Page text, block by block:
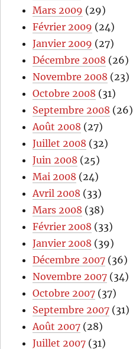
Mars 2009 (29)
Février 2009 (24)
Janvier 2009 (27)
Décembre 2008 (26)
Novembre 2008 (23)
Octobre 2008 (31)
Septembre 2008 (26)
Août 2008 (27)
Juillet 2008 (32)
Juin 2008 (25)
Mai 2008 (24)
Avril 2008 (33)
Mars 2008 (38)
Février 2008 (33)
Janvier 2008 (39)
Décembre 2007 (36)
Novembre 2007 (34)
Octobre 2007 (37)
Septembre 2007 (31)
Août 2007 (28)
Juillet 2007 (31)